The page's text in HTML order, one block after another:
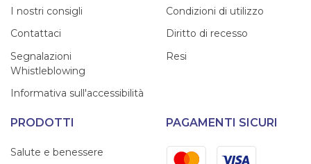
I nostri consigli
Contattaci
Segnalazioni
Whistleblowing
Informativa sull'accessibilità
Condizioni di utilizzo
Diritto di recesso
Resi
PRODOTTI
Salute e benessere
PAGAMENTI SICURI
MastercardVisa